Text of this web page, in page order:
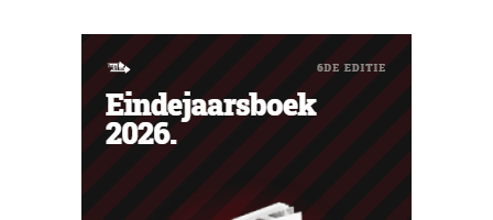
uitbouwen.